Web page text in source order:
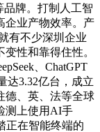
品牌。打制人工智
企业产物效率。产
有不少深圳企业
性和靠得住性。
、ChatGPT
达3.32亿台，成立
德、英、法等全球
测上使用AI手
正在智能终端的